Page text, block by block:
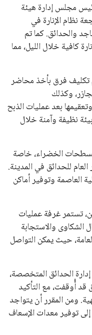
مجلس إدارة هيئة
نظام الإنارة في
والحدائق. كما تم
كافية خلال الليل، مما
تكليف فرق بأخذ محاضر
وكذلك
بعد عمليات الذبح
نظيفة وآمنة خلال
الخضراء، خاصة
للحدائق في المدينة.
العاصمة وتوفير أماكن
تستمر غرفة عمليات
الشكاوى والاستجابة
حيث يمكن التواصل
الحدائق المتخصصة،
قد أُوقفت، مع التأكيد
ومن المقرر أن يتواجد
إلى توفير معدات الإسعاف